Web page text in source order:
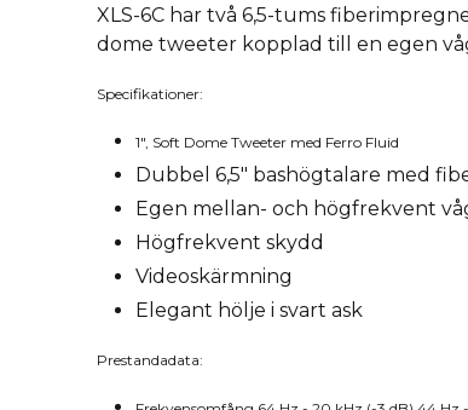
XLS-6C har två 6,5-tums
dome tweeter kopplad till en egen
Specifikationer:
1", Soft Dome Tweeter med Ferro Fluid
Dubbel 6,5" bashögtalare med
Egen mellan- och högfrekvent
Högfrekvent skydd
Videoskärmning
Elegant hölje i svart ask
Prestandadata: